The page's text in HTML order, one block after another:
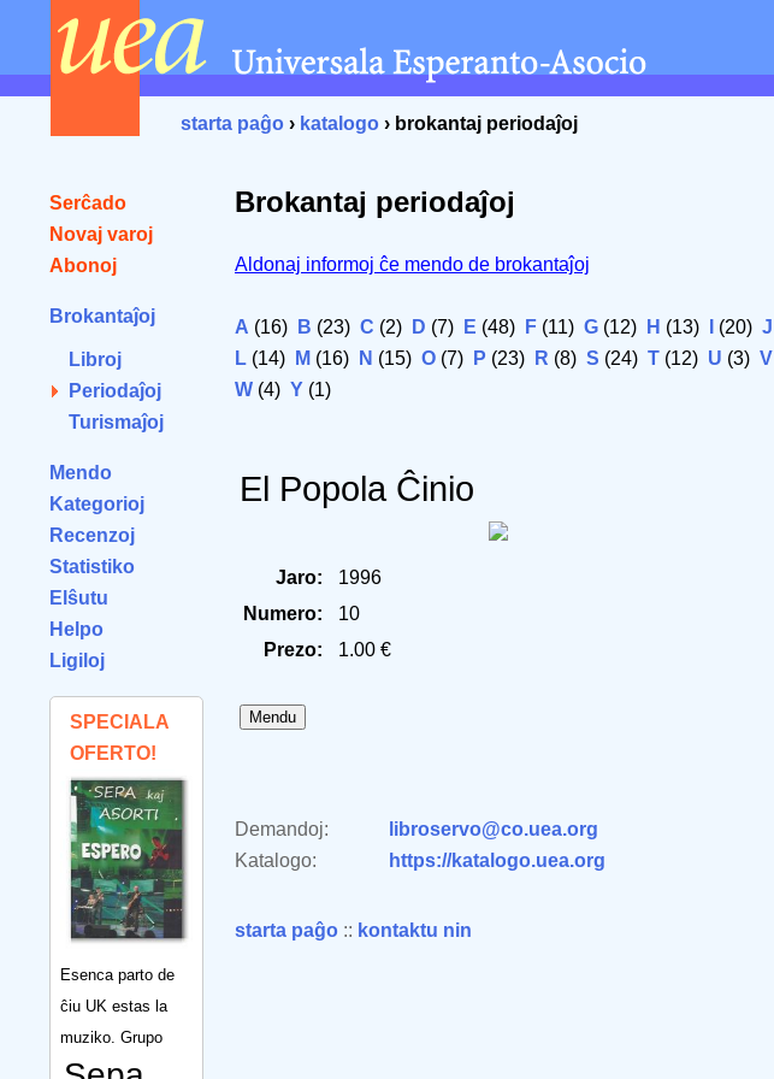
starta paĝo › katalogo › brokantaj periodaĵoj
Serĉado
Novaj varoj
Abonoj
Brokantaĵoj
Libroj
Periodaĵoj
Turismaĵoj
Mendo
Kategorioj
Recenzoj
Statistiko
Elŝutu
Helpo
Ligiloj
SPECIALA
OFERTO!
Esenca parto de
ĉiu UK estas la
muziko. Grupo
Brokantaj periodaĵoj
Aldonaj informoj ĉe mendo de brokantaĵoj
A (16) B (23) C (2) D (7) E (48) F (11) G (12) H (13) (20) J
L (14) M (16) N (15) O (7) P (23) R (8) S (24) T (12) U (3) V
W (4) Y (1)
El Popola Ĉinio
Jaro:
1996
Numero:
10
Prezo:
1.00 €
Demandoj:
libroservo@co.uea.org
Katalogo:
https://katalogo.uea.org
starta paĝo :: kontaktu nin